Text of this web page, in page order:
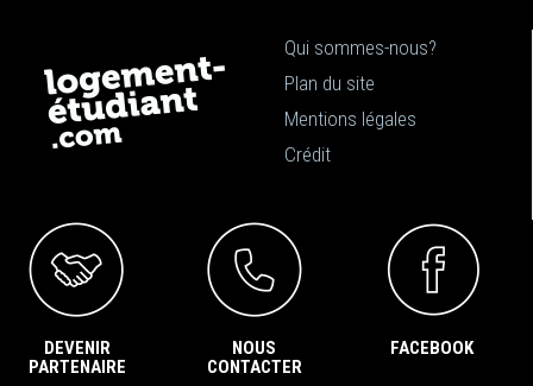
Qui sommes-nous?
Plan du site
Mentions légales
Crédit
DEVENIR
PARTENAIRE
NOUS
CONTACTER
FACEBOOK